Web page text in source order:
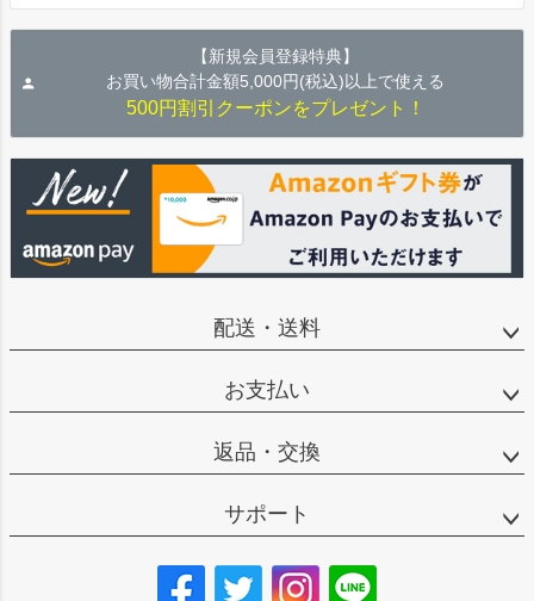
【新規会員登録特典】
お買い物合計金額5,000円(税込)以上で使える
500円割引クーポンをプレゼント！
配送・送料
お支払い
返品・交換
サポート